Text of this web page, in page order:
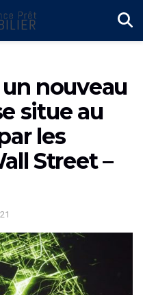
nouveau
situe au
les
Street –